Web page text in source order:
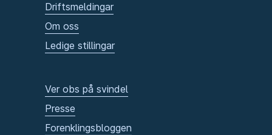
Driftsmeldingar
Om oss
Ledige stillingar
Ver obs på svindel
Presse
Forenklingsbloggen